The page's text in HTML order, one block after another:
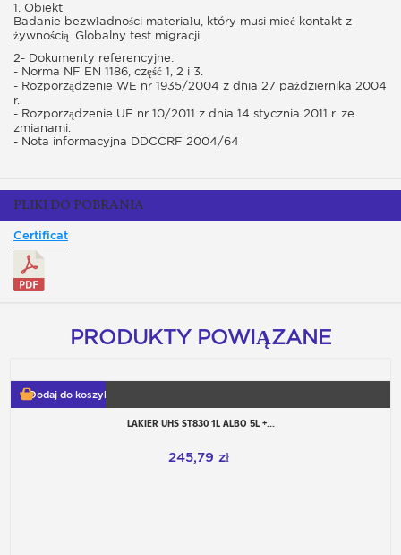
1. Obiekt
Badanie bezwładności materiału, który musi mieć kontakt z
żywnością. Globalny test migracji.
2- Dokumenty referencyjne:
- Norma NF EN 1186, część 1, 2 i 3.
- Rozporządzenie WE nr 1935/2004 z dnia 27 października 2004
r.
- Rozporządzenie UE nr 10/2011 z dnia 14 stycznia 2011 r. ze
zmianami.
- Nota informacyjna DDCCRF 2004/64
PLIKI DO POBRANIA
Certificat
PRODUKTY POWIĄZANE
Dodaj do koszyka
LAKIER UHS ST830 1L ALBO 5L +...
245,79 zł